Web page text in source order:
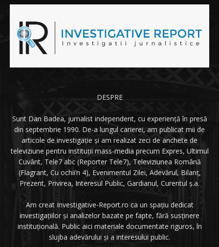
DESPRE
Sunt Dan Badea, jurnalist independent, cu experiență în presă
din septembrie 1990. De-a lungul carierei, am publicat mii de
articole de investigație și am realizat zeci de anchete de
televiziune pentru instituții mass-media precum Expres, Ultimul
Cuvânt, Tele7 abc (Reporter Tele7), Televiziunea Română
(Flagrant, Cu ochii’n 4), Evenimentul Zilei, Adevărul, Bilanț,
Prezent, Privirea, Interesul Public, Gardianul, Curentul ș.a.
Am creat Investigative-Report.ro ca un spațiu dedicat
investigațiilor și analizelor bazate pe fapte, fără susținere
instituțională. Public aici materiale documentate riguros, în
slujba adevărului și a interesului public.